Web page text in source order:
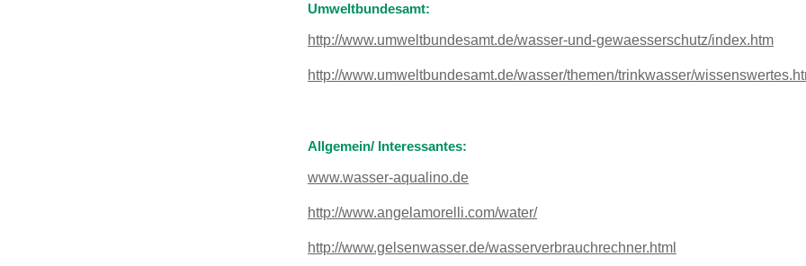
Umweltbundesamt:
http://www.umweltbundesamt.de/wasser-und-gewaesserschutz/index.htm
http://www.umweltbundesamt.de/wasser/themen/trinkwasser/
Allgemein/ Interessantes:
www.wasser-aqualino.de
http://www.angelamorelli.com/water/
http://www.gelsenwasser.de/wasserverbrauchrechner.html